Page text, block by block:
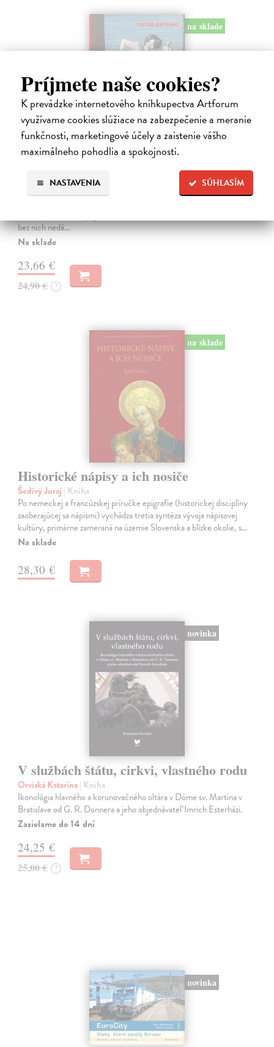
Príjmete naše cookies?
K prevádzke internetového kníhkupectva Artforum
využívame cookies slúžiace na zabezpečenie a meranie
funkčnosti, marketingové účely a zaistenie vášho
maximálneho pohodlia a spokojnosti.
SÚHLASÍM
NASTAVENIA
na sklade
Studne mútne
Getting Peter| Kniha
Sú ikonickými postavami našej kultúry. Postavili im sochy a
bez nich nedá…
Na sklade
23,66 €
24,90 € ?
na sklade
Historické nápisy a ich nosiče
Šedivý Juraj | Kniha
Po nemeckej a francúzskej príručke epigrafie (historickej disciplíny
zaoberajúcej sa nápismi) vychádza tretia syntéza vývoja nápisovej
kultúry, primárne zameraná na územie Slovenska a blízke okolie, s…
Na sklade
28,30 €
novinka
V službách štátu, cirkvi, vlastného rodu
Orviská Katarína| Kniha
Ikonológia hlavného a korunovačného oltára v Dóme sv. Martina v
Bratislave od G. R. Donnera a jeho objednávateľ Imrich Esterházi.
Zasielame do 14 dní
24,25 €
25,00 € ?
novinka